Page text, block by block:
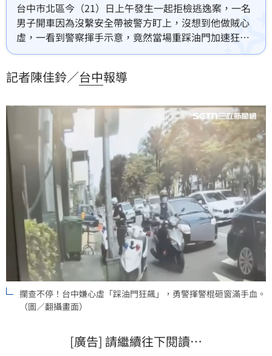
台中市北區今（21）日上午發生一起拒檢逃逸案，一名
男子開車因為沒繫安全帶被警方盯上，沒想到他做賊心
虛，一看到警察揮手示意，竟然當場重踩油門加速狂
飆，員警一路尾隨，趁嫌犯卡在車陣時果斷拔出警棍
已鎖定嫌犯身分，正全力追緝中。
記者陳佳鈴／台中報導
攔查不停！台中嫌心虛「踩油門狂飆」，勇警揮警棍砸窗滿手血。
（圖／翻攝畫面）
[廣告] 請繼續往下閱讀…